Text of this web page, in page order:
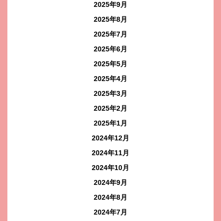
2025年9月
2025年8月
2025年7月
2025年6月
2025年5月
2025年4月
2025年3月
2025年2月
2025年1月
2024年12月
2024年11月
2024年10月
2024年9月
2024年8月
2024年7月